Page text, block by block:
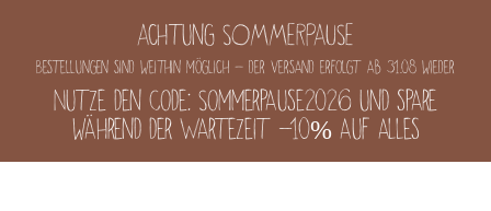
Achtung SOMMERPAUSE
Bestellungen sind weithin möglich - der Versand erfolgt ab 31.08 wieder
Nutze den Code: Sommerpause2026 und spare
während der Wartezeit -10% auf alles